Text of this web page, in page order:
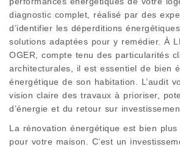
diagnostic complet, réalisé par des
d’identifier les déperditions
solutions adaptées pour y remédier. À
OGER, compte tenu des particularités
architecturales, il est essentiel de bien
énergétique de son habitation. L’audit
vision claire des travaux à prioriser,
d’énergie et du retour sur
La rénovation énergétique est bien plus
pour votre maison. C’est un